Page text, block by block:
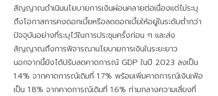
สัญญาณดำเนินนโยบายการเงินผ่อนคลายต่อเนื่องแต่ไม่ระบุ
ถึงโอกาสการคงดอกเบี้ยหรือลดดอกเบี้ยให้อยู่ในระดับต่ำกว่า
ปัจจุบันอย่างที่ระบุไว้ในการประชุมครั้งก่อน ๆ และส่ง
สัญญาณถึงการพิจารณานโยบายการเงินในระยะยาว
นอกจากนี้ยังได้ปรับลดคาดการณ์ GDP ในปี 2023 ลงเป็น
1.4% จากคาดการณ์เดิมที่ 1.7% พร้อมเพิ่มคาดการณ์เงินเฟ้อ
เป็น 1.8% จากคาดการณ์เดิมที่ 1.6% ท่ามกลางความเสี่ยงที่